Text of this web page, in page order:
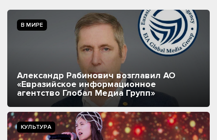
В МИРЕ
Александр Рабинович возглавил АО
«Евразийское информационное
агентство Глобал Медиа Групп»
КУЛЬТУРА